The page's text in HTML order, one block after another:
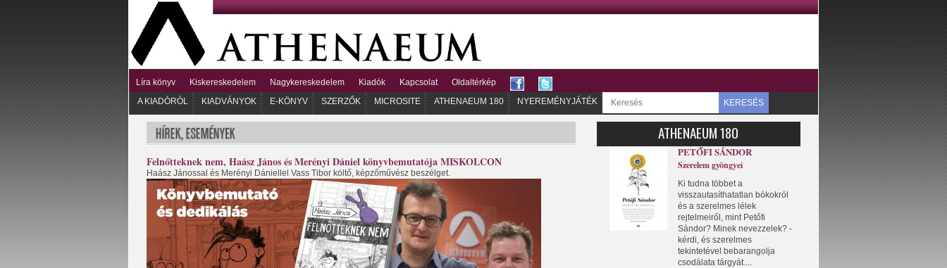
Líra könyv Kiskereskedelem Nagykereskedelem Kiadók Kapcsolat
Oldaltérkép
A KIADÓRÓL
KIADVÁNYOK E-KÖNYV SZERZŐK MICROSITE ATHENAEUM 180 NYEREMÉNYJÁTÉK KERESÉS
Felnőtteknek nem, Haász János és Merényi Dániel könyvbemutatója MISKOLCON
Haász Jánossal és Merényi Dániellel Vass Tibor költő, képzőművész beszélget.
ATHENAEUM 180
PETŐFI SÁNDOR
Szerelem gyöngyei
Ki tudna többet a
visszautasíthatatlan bókokról
és a szerelmes lélek
rejtelmeiről, mint Petőfi
Sándor? Minek nevezzelek? -
kérdi, és szerelmes
tekintetével bebarangolja
csodálata tárgyát....